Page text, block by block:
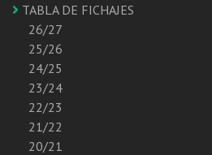
TABLA DE FICHAJES
26/27
25/26
24/25
23/24
22/23
21/22
20/21